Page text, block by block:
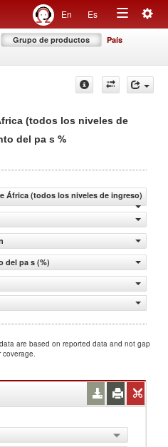
En Es
Toggle
Grupo de productos País
(todos los niveles de
del pa s %
África (todos los niveles de ingreso)
del pa s (%)
are based on reported data and not gap
coverage.